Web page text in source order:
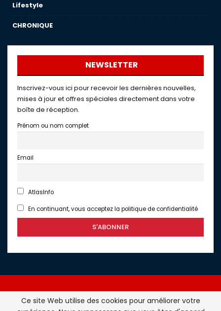
Lifestyle
CHRONIQUE
NEWSLETTER
Inscrivez-vous ici pour recevoir les dernières nouvelles,
mises à jour et offres spéciales directement dans votre
boîte de réception.
Prénom ou nom complet
Email
AtlasInfo
En continuant, vous acceptez la politique de confidentialité
Ce site Web utilise des cookies pour améliorer votre